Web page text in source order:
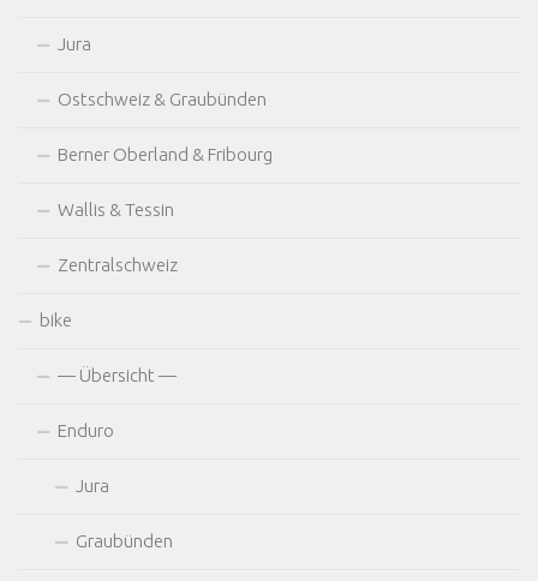
Jura
Ostschweiz & Graubünden
Berner Oberland & Fribourg
Wallis & Tessin
Zentralschweiz
bike
— Übersicht —
Enduro
Jura
Graubünden